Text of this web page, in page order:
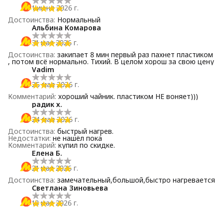
1 июня 2026 г.
Достоинства: Нормальный
Альбина Комарова
31 мая 2026 г.
Достоинства: закипает 8 мин первый раз пахнет пластиком
, потом всё нормально. Тихий. В целом хорош за свою цену
Vadim
25 мая 2026 г.
Комментарий: хороший чайник. пластиком НЕ воняет)))
радик х.
24 мая 2026 г.
Достоинства: быстрый нагрев.
Недостатки: не нашёл пока
Комментарий: купил по скидке.
Елена Б.
21 мая 2026 г.
Достоинства: замечательный,большой,быстро нагревается
Светлана Зиновьева
18 мая 2026 г.